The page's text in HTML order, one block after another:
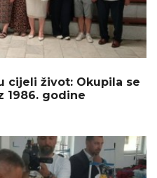
cijeli život: Okupila se
1986. godine